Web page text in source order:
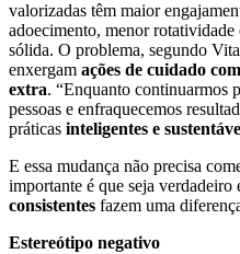
valorizadas têm maior
adoecimento, menor
sólida. O problema, segundo
enxergam ações de cuidado
extra. “Enquanto continuarmos
pessoas e enfraquecemos
práticas inteligentes e
E essa mudança não precisa
importante é que seja verdadeiro
consistentes fazem uma
Estereótipo negativo